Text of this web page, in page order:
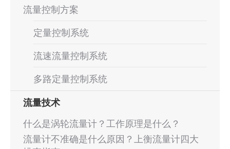
流量控制方案
定量控制系统
流速流量控制系统
多路定量控制系统
流量技术
什么是涡轮流量计？工作原理是什么？
流量计不准确是什么原因？上衡流量计四大